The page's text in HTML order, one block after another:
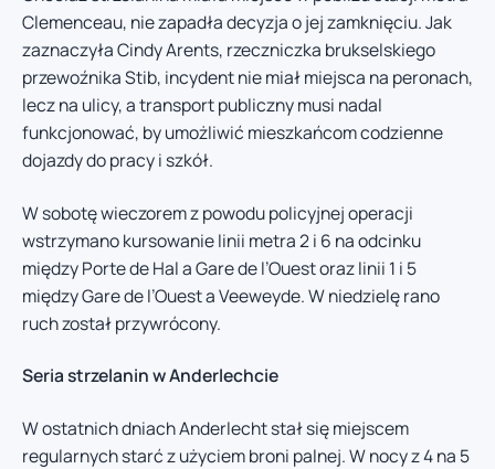
Clemenceau, nie zapadła decyzja o jej zamknięciu. Jak
zaznaczyła Cindy Arents, rzeczniczka brukselskiego
przewoźnika Stib, incydent nie miał miejsca na peronach,
lecz na ulicy, a transport publiczny musi nadal
funkcjonować, by umożliwić mieszkańcom codzienne
dojazdy do pracy i szkół.
W sobotę wieczorem z powodu policyjnej operacji
wstrzymano kursowanie linii metra 2 i 6 na odcinku
między Porte de Hal a Gare de l’Ouest oraz linii 1 i 5
między Gare de l’Ouest a Veeweyde. W niedzielę rano
ruch został przywrócony.
Seria strzelanin w Anderlechcie
W ostatnich dniach Anderlecht stał się miejscem
regularnych starć z użyciem broni palnej. W nocy z 4 na 5